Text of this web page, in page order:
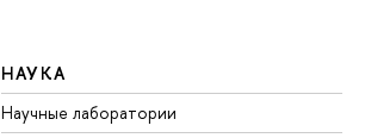
НАУКА
Научные лаборатории